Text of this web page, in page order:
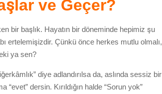
ve Geçer?
bir başlık. Hayatın bir döneminde hepimiz şu
ertelemişizdir. Çünkü önce herkes mutlu olmalı,
ya sen?
diye adlandırılsa da, aslında sessiz bir
dersin. Kırıldığın halde “Sorun yok”